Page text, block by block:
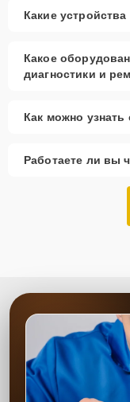
Какие
Какое
диагностики и
Как можно узнать
Работаете ли вы